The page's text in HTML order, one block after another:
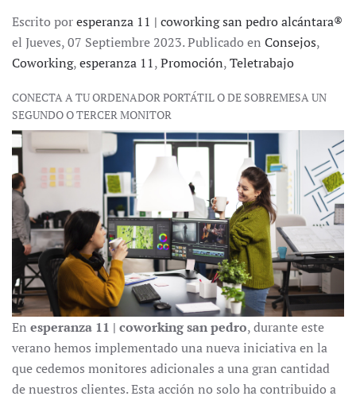
Escrito poresperanza 11 | coworking san pedro alcántara®
el Jueves, 07 Septiembre 2023. Publicado en Consejos,
Coworking,esperanza 11,Promoción,Teletrabajo
CONECTA A TU ORDENADOR PORTÁTIL O DE SOBREMESA UN
SEGUNDO O TERCER MONITOR
En esperanza 11 | coworking san pedro, durante este
verano hemos implementado una nueva iniciativa en la
que cedemos monitores adicionales a una gran cantidad
de nuestros clientes. Esta acción no solo ha contribuido a